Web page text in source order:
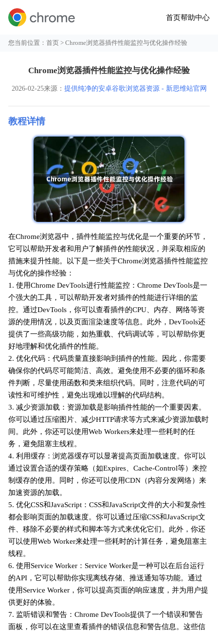
首页帮助中心
您当前位置：首页 > Chrome浏览器插件性能监控与优化操作经验
Chrome浏览器插件性能监控与优化操作经验
2026-02-25来源： 提供纯净的安卓谷歌浏览器资源 - 新思维站官网
教程详情
在Chrome浏览器中，插件性能监控与优化是一个重要的环节，
它可以帮助开发者和用户了解插件的性能状况，并采取相应的
措施来提升性能。以下是一些关于Chrome浏览器插件性能监控
与优化的操作经验：
1. 使用Chrome DevTools进行性能监控：Chrome DevTools是一
个强大的工具，可以帮助开发者对插件的性能进行详细的监
控。通过DevTools，你可以查看插件的CPU、内存、网络等资
源的使用情况，以及页面渲染速度等信息。此外，DevTools还
提供了一些高级功能，如热重载、代码调试等，可以帮助你更
好地理解和优化插件的性能。
2. 优化代码：代码质量直接影响到插件的性能。因此，你需要
确保你的代码尽可能简洁、高效。避免使用不必要的循环和条
件判断，尽量使用函数和类来组织代码。同时，注意代码的可
读性和可维护性，避免出现难以理解的代码结构。
3. 减少资源加载：资源加载是影响插件性能的一个重要因素。
你可以通过压缩图片、减少HTTP请求等方式来减少资源加载时
间。此外，你还可以使用Web Workers来处理一些耗时的任
务，避免阻塞主线程。
4. 利用缓存：浏览器缓存可以显著提高页面加载速度。你可以
通过设置合适的缓存策略（如Expires、Cache-Control等）来控
制缓存的使用。同时，你还可以使用CDN（内容分发网络）来
加速资源的加载。
5. 优化CSS和JavaScript：CSS和JavaScript文件的大小和复杂性
都会影响页面的加载速度。你可以通过压缩CSS和JavaScript文
件、移除不必要的样式和脚本等方式来优化它们。此外，你还
可以使用Web Worker来处理一些耗时的计算任务，避免阻塞主
线程。
6. 使用Service Worker：Service Worker是一种可以在后台运行
的API，它可以帮助你实现离线存储、推送通知等功能。通过
使用Service Worker，你可以提高页面的响应速度，并为用户提
供更好的体验。
7. 监听错误和警告：Chrome DevTools提供了一个错误和警告
面板，你可以在这里查看插件的错误信息和警告信息。这些信